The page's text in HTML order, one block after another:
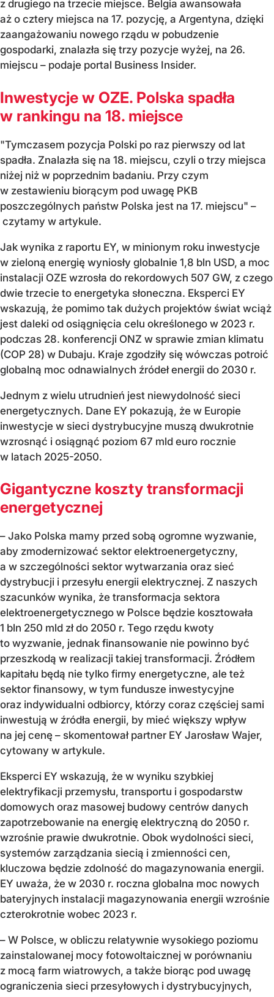
z drugiego na trzecie miejsce. Belgia awansowała
aż o cztery miejsca na 17. pozycję, a Argentyna, dzięki
zaangażowaniu nowego rządu w pobudzenie
gospodarki, znalazła się trzy pozycje wyżej, na 26.
miejscu – podaje portal Business Insider.
Inwestycje w OZE. Polska spadła
w rankingu na 18. miejsce
"Tymczasem pozycja Polski po raz pierwszy od lat
spadła. Znalazła się na 18. miejscu, czyli o trzy miejsca
niżej niż w poprzednim badaniu. Przy czym
w zestawieniu biorącym pod uwagę PKB
poszczególnych państw Polska jest na 17. miejscu" –
czytamy w artykule.
Jak wynika z raportu EY, w minionym roku inwestycje
w zieloną energię wyniosły globalnie 1,8 bln USD, a moc
instalacji OZE wzrosła do rekordowych 507 GW, z czego
dwie trzecie to energetyka słoneczna. Eksperci EY
wskazują, że pomimo tak dużych projektów świat wciąż
jest daleki od osiągnięcia celu określonego w 2023 r.
podczas 28. konferencji ONZ w sprawie zmian klimatu
(COP 28) w Dubaju. Kraje zgodziły się wówczas potroić
globalną moc odnawialnych źródeł energii do 2030 r.
Jednym z wielu utrudnień jest niewydolność sieci
energetycznych. Dane EY pokazują, że w Europie
inwestycje w sieci dystrybucyjne muszą dwukrotnie
wzrosnąć i osiągnąć poziom 67 mld euro rocznie
w latach 2025-2050.
Gigantyczne koszty transformacji
energetycznej
– Jako Polska mamy przed sobą ogromne wyzwanie,
aby zmodernizować sektor elektroenergetyczny,
a w szczególności sektor wytwarzania oraz sieć
dystrybucji i przesyłu energii elektrycznej. Z naszych
szacunków wynika, że transformacja sektora
elektroenergetycznego w Polsce będzie kosztowała
1 bln 250 mld zł do 2050 r. Tego rzędu kwoty
to wyzwanie, jednak finansowanie nie powinno być
przeszkodą w realizacji takiej transformacji. Źródłem
kapitału będą nie tylko firmy energetyczne, ale też
sektor finansowy, w tym fundusze inwestycyjne
oraz indywidualni odbiorcy, którzy coraz częściej sami
inwestują w źródła energii, by mieć większy wpływ
na jej cenę – skomentował partner EY Jarosław Wajer,
cytowany w artykule.
Eksperci EY wskazują, że w wyniku szybkiej
elektryfikacji przemysłu, transportu i gospodarstw
domowych oraz masowej budowy centrów danych
zapotrzebowanie na energię elektryczną do 2050 r.
wzrośnie prawie dwukrotnie. Obok wydolności sieci,
systemów zarządzania siecią i zmienności cen,
kluczowa będzie zdolność do magazynowania energii.
EY uważa, że w 2030 r. roczna globalna moc nowych
bateryjnych instalacji magazynowania energii wzrośnie
czterokrotnie wobec 2023 r.
– W Polsce, w obliczu relatywnie wysokiego poziomu
zainstalowanej mocy fotowoltaicznej w porównaniu
z mocą farm wiatrowych, a także biorąc pod uwagę
ograniczenia sieci przesyłowych i dystrybucyjnych,